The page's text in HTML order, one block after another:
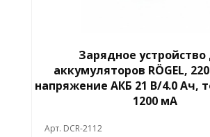
Зарядное устройство
аккумуляторов RÖGEL,
напряжение АКБ 21 В/4.0 Ач,
1200 мА
Арт. DCR-2112